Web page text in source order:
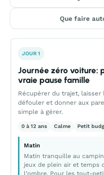
Que faire
JOUR 1
Journée zéro voiture:
vraie pause famille
Récupérer du trajet, laisser
défouler et donner aux
simple à gérer.
0 à 12 ans Calme Petit
Matin
Matin tranquille au
jeux de plein air et temps
l’ombre. Pour les tout-